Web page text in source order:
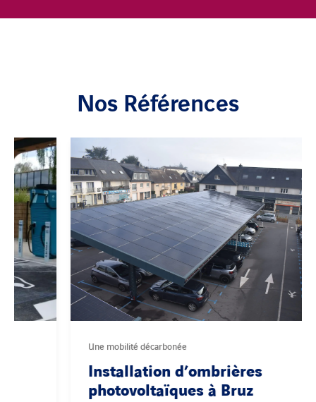
Nos Références
Une mobilité décarbonée
Installation d’ombrières
photovoltaïques à Bruz